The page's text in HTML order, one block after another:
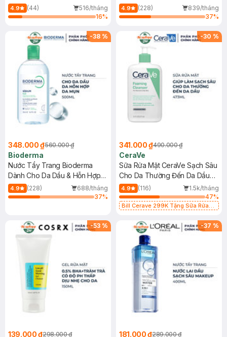
Mới)
4.9 (44)
516/tháng
16%
4.9 (228)
839/tháng
37%
-38 %
348.000 ₫560.000 ₫
Bioderma
Nước Tẩy Trang Bioderma
Dành Cho Da Dầu & Hỗn Hợp
500ml
4.9 (228)
688/tháng
37%
-30 %
341.000 ₫490.000 ₫
CeraVe
Sữa Rửa Mặt CeraVe Sạch Sâu
Cho Da Thường Đến Da Dầu
473ml
4.9 (116)
1.5k/tháng
47%
Bill Cerave 299K Tặng Sữa Rửa
-53 %
139.000 ₫298.000 ₫
-37 %
181.000 ₫289.000 ₫